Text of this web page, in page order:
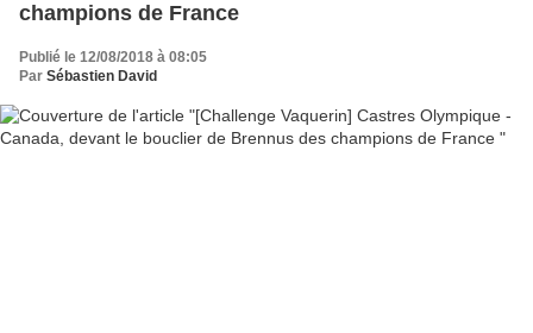
champions de France
Publié le 12/08/2018 à 08:05
Par Sébastien David